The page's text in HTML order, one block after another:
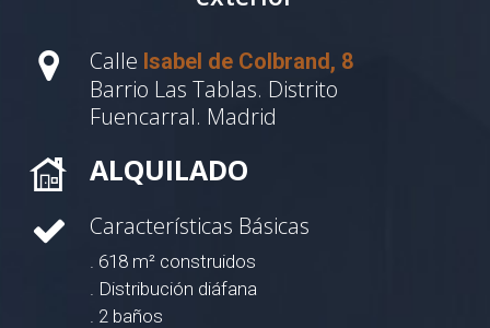
Calle Isabel de Colbrand, 8
Barrio Las Tablas. Distrito
Fuencarral. Madrid
ALQUILADO
Características Básicas
. 618 m² construidos
. Distribución diáfana
. 2 baños